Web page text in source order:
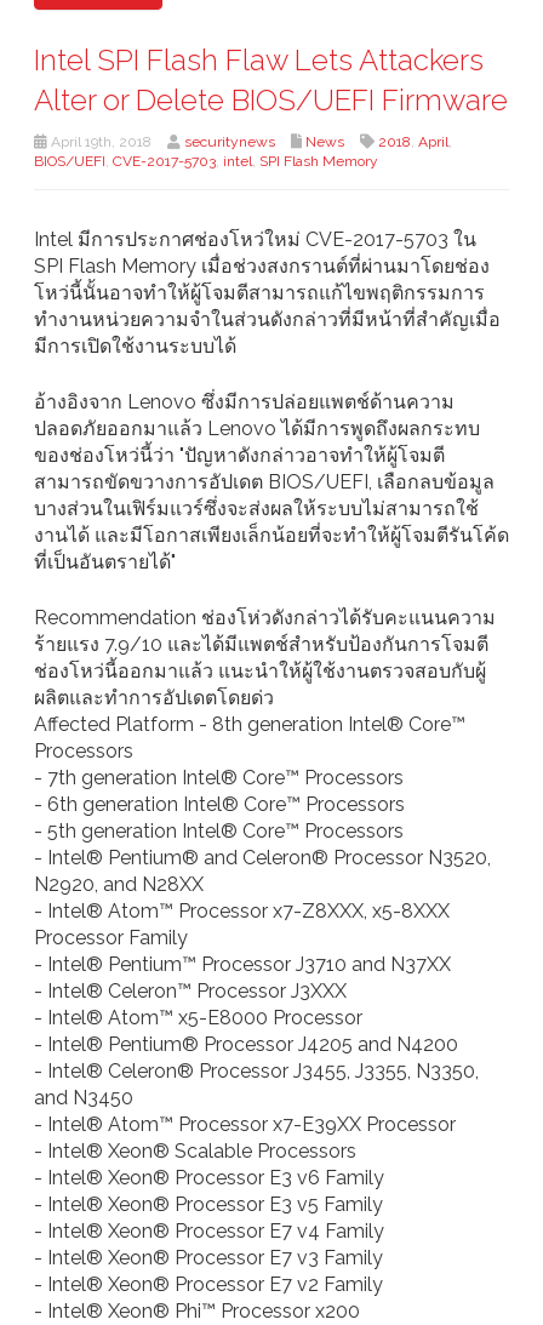
Intel SPI Flash Flaw Lets Attackers
Alter or Delete BIOS/UEFI Firmware
April 19th, 2018 securitynews News 2018, April,
BIOS/UEFI, CVE-2017-5703, intel, SPI Flash Memory
Intel มีการประกาศช่องโหว่ใหม่ CVE-2017-5703 ใน
SPI Flash Memory เมื่อช่วงสงกรานต์ที่ผ่านมาโดยช่อง
โหว่นี้นั้นอาจทำให้ผู้โจมตีสามารถแก้ไขพฤติกรรมการ
ทำงานหน่วยความจำในส่วนดังกล่าวที่มีหน้าที่สำคัญเมื่อ
มีการเปิดใช้งานระบบได้
อ้างอิงจาก Lenovo ซึ่งมีการปล่อยแพตช์ด้านความ
ปลอดภัยออกมาแล้ว Lenovo ได้มีการพูดถึงผลกระทบ
ของช่องโหว่นี้ว่า "ปัญหาดังกล่าวอาจทำให้ผู้โจมตี
สามารถขัดขวางการอัปเดต BIOS/UEFI, เลือกลบข้อมูล
บางส่วนในเฟิร์มแวร์ซึ่งจะส่งผลให้ระบบไม่สามารถใช้
งานได้ และมีโอกาสเพียงเล็กน้อยที่จะทำให้ผู้โจมตีรันโค้ด
ที่เป็นอันตรายได้"
Recommendation ช่องโห่วดังกล่าวได้รับคะแนนความ
ร้ายแรง 7.9/10 และได้มีแพตช์สำหรับป้องกันการโจมตี
ช่องโหว่นี้ออกมาแล้ว แนะนำให้ผู้ใช้งานตรวจสอบกับผู้
ผลิตและทำการอัปเดตโดยด่ว
Affected Platform - 8th generation Intel® Core™
Processors
- 7th generation Intel® Core™ Processors
- 6th generation Intel® Core™ Processors
- 5th generation Intel® Core™ Processors
- Intel® Pentium® and Celeron® Processor N3520,
N2920, and N28XX
- Intel® Atom™ Processor x7-Z8XXX, x5-8XXX
Processor Family
- Intel® Pentium™ Processor J3710 and N37XX
- Intel® Celeron™ Processor J3XXX
- Intel® Atom™ x5-E8000 Processor
- Intel® Pentium® Processor J4205 and N4200
- Intel® Celeron® Processor J3455, J3355, N3350,
and N3450
- Intel® Atom™ Processor x7-E39XX Processor
- Intel® Xeon® Scalable Processors
- Intel® Xeon® Processor E3 v6 Family
- Intel® Xeon® Processor E3 v5 Family
- Intel® Xeon® Processor E7 v4 Family
- Intel® Xeon® Processor E7 v3 Family
- Intel® Xeon® Processor E7 v2 Family
- Intel® Xeon® Phi™ Processor x200